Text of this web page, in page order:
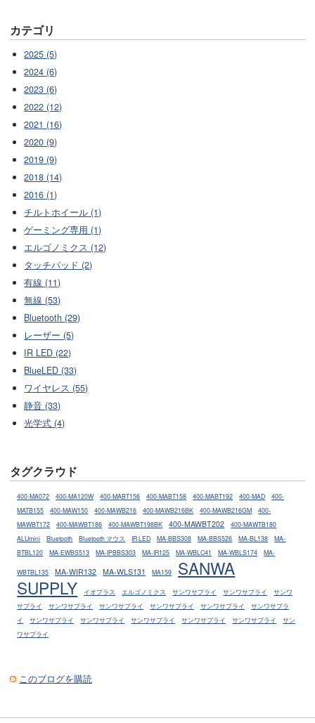
カテゴリ
2025 (5)
2024 (6)
2023 (6)
2022 (12)
2021 (16)
2020 (9)
2019 (9)
2018 (14)
2016 (1)
チルトホイール (1)
ゲーミング専用 (1)
エルゴノミクス (12)
タッチパッド (2)
有線 (11)
無線 (53)
Bluetooth (29)
レーザー (5)
IR LED (22)
BlueLED (33)
ワイヤレス (55)
静音 (33)
光学式 (4)
タグクラウド
400-MA072 400-MA120W 400-MABT156 400-MABT158 400-MABT192 400-MAD
400-
MATB155
400-MAW150 400-MAWB216 400-MAWB216BK 400-MAWB216GM
400-
MAWBT172
400-MAWBT186 400-MAWBT198BK 400-MAWBT202
400-MAWTB180
ALUmini
Bluetooth Bluetooth マウス IR LED MA-BBS308 MA-BBS526 MA-BL138
MA-
BTBL120
MA-EWBS513 MA-IPBBS303 MA-IR125 MA-WBLC41 MA-WBLS174 MA-
WBTBL135 MA-WIR132 MA-WLS131 MA159
SANWA
SUPPLY
イオプラス エルゴノミクス サンワサプライ サンワサプライ
サンワ
サプライ
サンワサプライ サンワサプライ サンワサプライ サンワサプライ
サンワサプラ
イ
サンワサプライ サンワサプライ サンワサプライ サンワサプライ サンワサプライ
サン
ワサプライ
このブログを購読